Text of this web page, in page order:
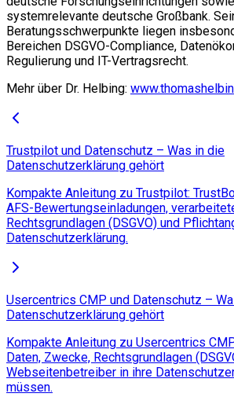
systemrelevante deutsche Großbank.
Beratungsschwerpunkte liegen
Bereichen DSGVO-Compliance,
Regulierung und IT-Vertragsrecht.
Mehr über Dr. Helbing:
Trustpilot und Datenschutz – Was in die
Datenschutzerklärung gehört
Kompakte Anleitung zu Trustpilot:
AFS-Bewertungseinladungen,
Rechtsgrundlagen (DSGVO) und
Datenschutzerklärung.
Usercentrics CMP und Datenschutz –
Datenschutzerklärung gehört
Kompakte Anleitung zu Usercentrics
Daten, Zwecke, Rechtsgrundlagen
Webseitenbetreiber in ihre
müssen.